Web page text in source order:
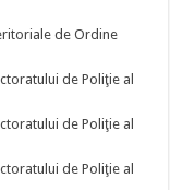
de Ordine
de Poliţie al
de Poliţie al
de Poliţie al